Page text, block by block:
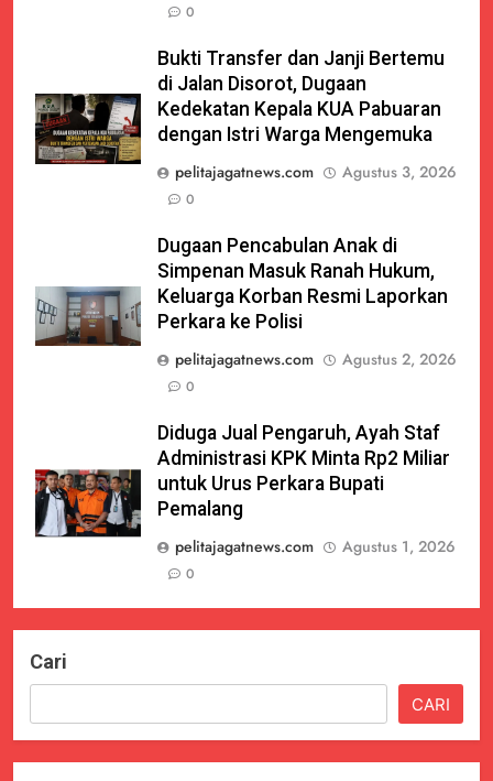
0
Bukti Transfer dan Janji Bertemu
di Jalan Disorot, Dugaan
Kedekatan Kepala KUA Pabuaran
dengan Istri Warga Mengemuka
pelitajagatnews.com
Agustus 3, 2026
0
Dugaan Pencabulan Anak di
Simpenan Masuk Ranah Hukum,
Keluarga Korban Resmi Laporkan
Perkara ke Polisi
pelitajagatnews.com
Agustus 2, 2026
0
Diduga Jual Pengaruh, Ayah Staf
Administrasi KPK Minta Rp2 Miliar
untuk Urus Perkara Bupati
Pemalang
pelitajagatnews.com
Agustus 1, 2026
0
Cari
CARI